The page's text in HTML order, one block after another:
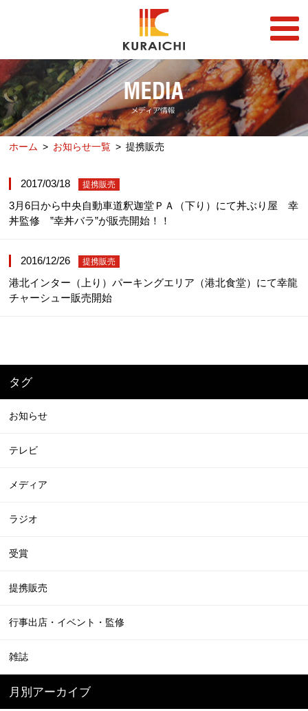
FC事業
FRANCHISE
店舗一覧
STORE
らーめん店一覧
DON STORE
テイクアウト/デリバリー
企業情報
RECRUIT
ホーム お知らせ一覧 提携販売
2017/03/18 提携販売
3月6日から中央自動車道釈迦堂ＰＡ（下り）にて丼ぶり屋 幸
丼監修 ”幸丼バラ”が販売開始！！
2016/12/26 提携販売
港北インター（上り）パーキングエリア（港北食堂）にて幸龍
チャーシュー販売開始
タグ
お知らせ
テレビ
メディア
ラジオ
受賞
提携販売
行事出店・イベント・監修
雑誌
月別アーカイブ